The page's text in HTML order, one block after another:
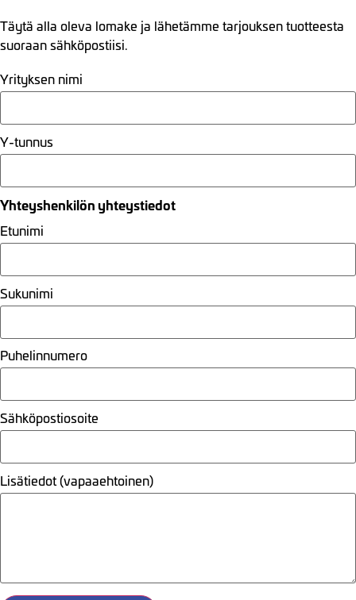
Täytä alla oleva lomake ja lähetämme tarjouksen tuotteesta
suoraan sähköpostiisi.
Yrityksen nimi
Y-tunnus
Yhteyshenkilön yhteystiedot
Etunimi
Sukunimi
Puhelinnumero
Sähköpostiosoite
Lisätiedot (vapaaehtoinen)